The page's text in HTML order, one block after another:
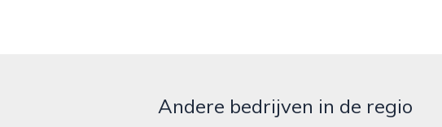
Andere bedrijven in de regio